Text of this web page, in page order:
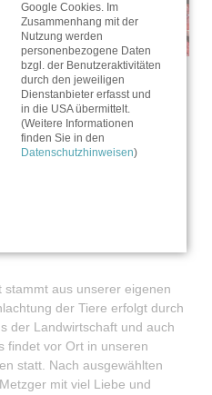
unter metzgerei@stautenhof.de
Ihre Telefonnummer für
der Woche
aus unserer eigenen
der Tiere erfolgt durch
der Landwirtschaft und auch
findet vor Ort in unseren
statt. Nach ausgewählten
mit viel Liebe und
Google Cookies. Im
Zusammenhang mit der
Nutzung werden
personenbezogene Daten
bzgl. der Benutzeraktivitäten
durch den jeweiligen
Dienstanbieter erfasst und
in die USA übermittelt.
(Weitere Informationen
finden Sie in den
Datenschutzhinweisen)